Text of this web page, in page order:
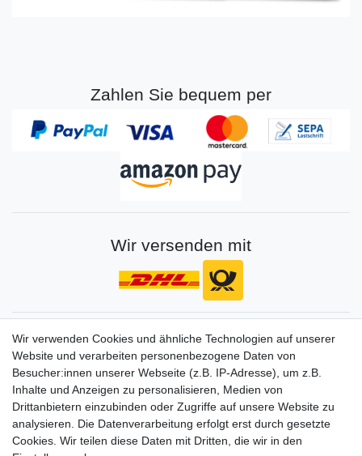
Zahlen Sie bequem per
Wir versenden mit
Gerne halten wir sie auf dem Laufenden
VORNAME NACHNAME
Newsletter
Honig
Hiermit bestätige ich, dass ich dieDaten­schutz­erklärunggelesen habe. Meine
Wir verwenden Cookies und ähnliche Technologien auf unserer
Website und verarbeiten personenbezogene Daten von
Besucher:innen unserer Webseite (z.B. IP-Adresse), um z.B.
Inhalte und Anzeigen zu personalisieren, Medien von
Drittanbietern einzubinden oder Zugriffe auf unsere Website zu
analysieren. Die Datenverarbeitung erfolgt erst durch gesetzte
Cookies. Wir teilen diese Daten mit Dritten, die wir in den